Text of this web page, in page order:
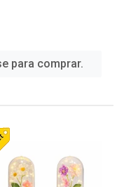
para comprar.